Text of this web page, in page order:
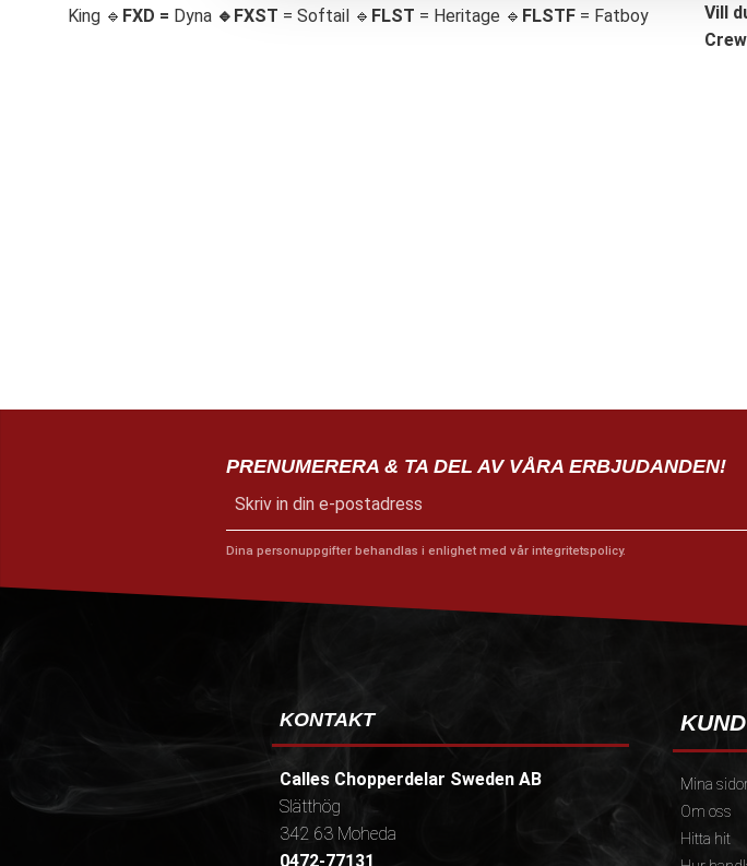
c
King 🔹 FXD = Dyna 🔹 FXST = Softail 🔹 FLST = Heritage 🔹 FLSTF = Fatboy
Vill
Crew
PRENUMERERA & TA DEL AV VÅRA ERBJUDANDEN!
Dina personuppgifter behandlas i enlighet med vår integritetspolicy.
KONTAKT
Calles Chopperdelar Sweden AB
Slätthög
342 63 Moheda
0472-77131
Mina
Om oss
Hitta hit